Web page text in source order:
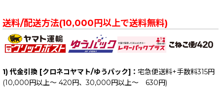
送料/配送方法(10,000円以上で送料無料)
1) 代金引換 [クロネコヤマト/ゆうパック]： 宅急便送料+手数料315円
(10,000円以上～ 420円、30,000円以上～ 630円)